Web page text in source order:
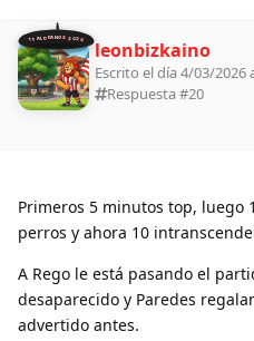
11 ALDEANOS 2026 leonbizkaino
Escrito el día 4/03/2026
Respuesta #20
Primeros 5 minutos top, luego
perros y ahora 10
A Rego le está pasando el
desaparecido y Paredes
advertido antes.